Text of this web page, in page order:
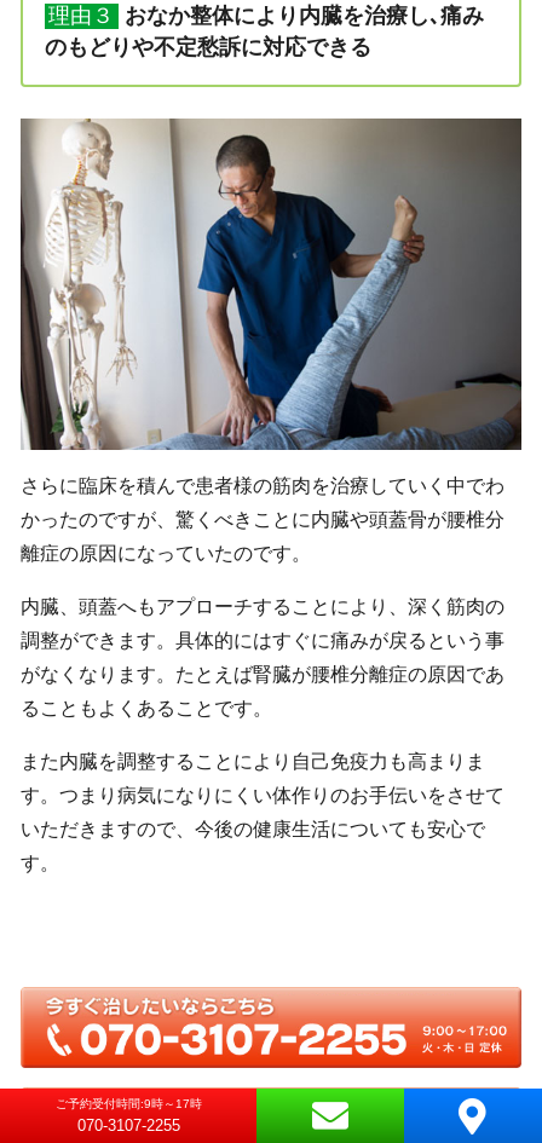
ご予約受付時間:9時～17時
070-3107-2255
理由３
おなか整体により内臓を治療し､痛み
のもどりや不定愁訴に対応できる
さらに臨床を積んで患者様の筋肉を治療していく中でわ
かったのですが、驚くべきことに内臓や頭蓋骨が腰椎分
離症の原因になっていたのです。
内臓、頭蓋へもアプローチすることにより、深く筋肉の
調整ができます。具体的にはすぐに痛みが戻るという事
がなくなります。たとえば腎臓が腰椎分離症の原因であ
ることもよくあることです。
また内臓を調整することにより自己免疫力も高まりま
す。つまり病気になりにくい体作りのお手伝いをさせて
いただきますので、今後の健康生活についても安心で
す。